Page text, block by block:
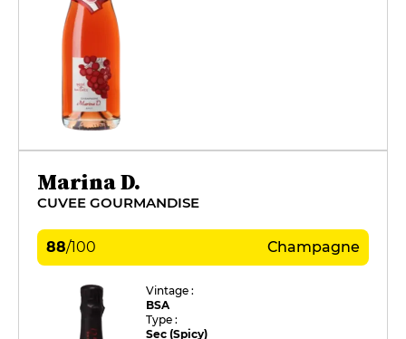
Marina D.
CUVEE GOURMANDISE
88/100 Champagne
Vintage :
BSA
Type :
Sec (Spicy)